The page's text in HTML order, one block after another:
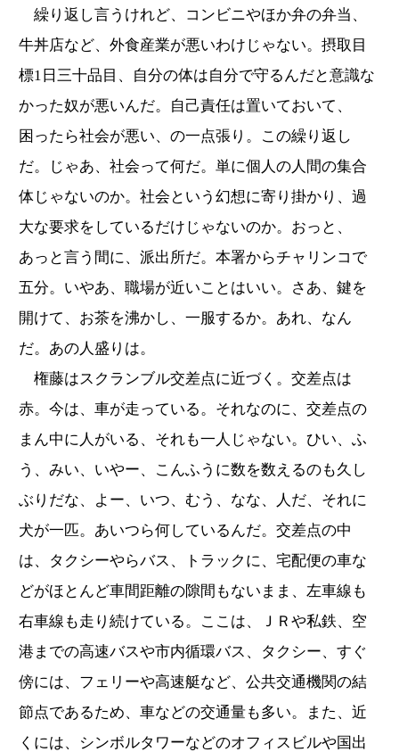
繰り返し言うけれど、コンビニやほか弁の弁当、
牛丼店など、外食産業が悪いわけじゃない。摂取目
標1日三十品目、自分の体は自分で守るんだと意識な
かった奴が悪いんだ。自己責任は置いておいて、
困ったら社会が悪い、の一点張り。この繰り返し
だ。じゃあ、社会って何だ。単に個人の人間の集合
体じゃないのか。社会という幻想に寄り掛かり、過
大な要求をしているだけじゃないのか。おっと、
あっと言う間に、派出所だ。本署からチャリンコで
五分。いやあ、職場が近いことはいい。さあ、鍵を
開けて、お茶を沸かし、一服するか。あれ、なん
だ。あの人盛りは。
権藤はスクランブル交差点に近づく。交差点は
赤。今は、車が走っている。それなのに、交差点の
まん中に人がいる、それも一人じゃない。ひい、ふ
う、みい、いやー、こんふうに数を数えるのも久し
ぶりだな、よー、いつ、むう、なな、人だ、それに
犬が一匹。あいつら何しているんだ。交差点の中
は、タクシーやらバス、トラックに、宅配便の車な
どがほとんど車間距離の隙間もないまま、左車線も
右車線も走り続けている。ここは、ＪＲや私鉄、空
港までの高速バスや市内循環バス、タクシー、すぐ
傍には、フェリーや高速艇など、公共交通機関の結
節点であるため、車などの交通量も多い。また、近
くには、シンボルタワーなどのオフィスビルや国出